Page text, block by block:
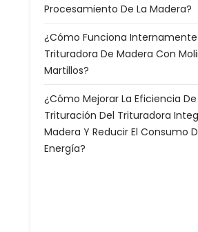
Procesamiento De La Madera?
¿Cómo Funciona Internamente
Trituradora De Madera Con
Martillos?
¿Cómo Mejorar La Eficiencia De
Trituración Del Trituradora
Madera Y Reducir El Consumo
Energía?